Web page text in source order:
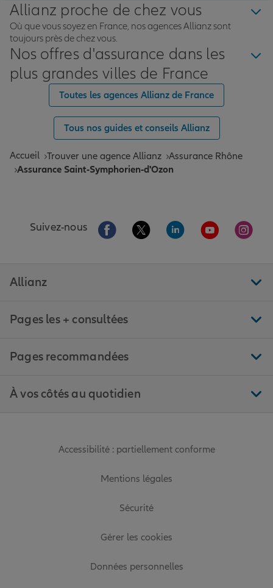
Allianz proche de chez vous
Où que vous soyez en France, nos agences Allianz sont
toujours près de chez vous.
Nos offres d'assurance dans les
plus grandes villes de France
Toutes les agences Allianz de France
Tous nos guides et conseils Allianz
Accueil Trouver une agence Allianz Assurance Rhône
Assurance Saint-Symphorien-d'Ozon
Suivez-nous Aller sur la page Facebook de Allianz
Aller sur la page Twitter de
Aller sur la page
Aller sur la
Aller
Allianz
Pages les + consultées
Pages recommandées
À vos côtés au quotidien
Accessibilité : partiellement conforme
Mentions légales
Sécurité
Gérer les cookies
Données personnelles